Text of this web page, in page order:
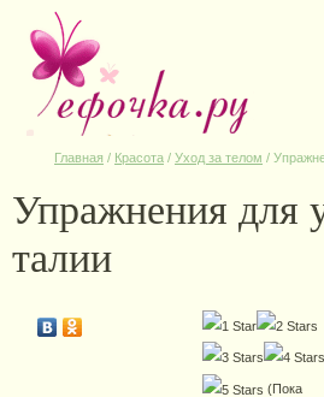
Главная / Красота / Уход за телом /
Упражнения для
талии
(Пока